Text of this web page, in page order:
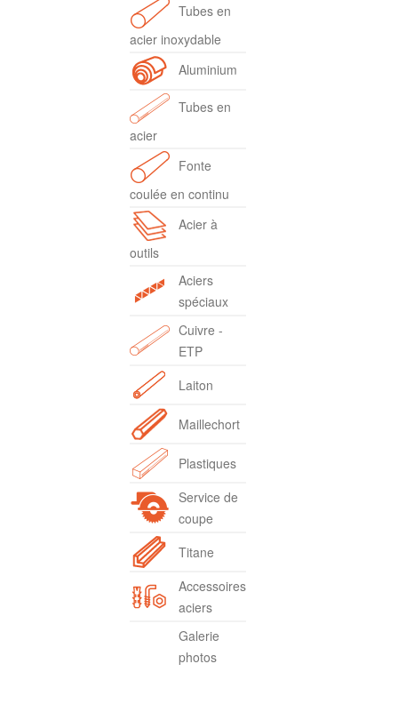
Tubes en
acier inoxydable
Aluminium
Tubes en
acier
Fonte
coulée en continu
Acier à
outils
Aciers
spéciaux
Cuivre -
ETP
Laiton
Maillechort
Plastiques
Service de
coupe
Titane
Accessoires
aciers
Galerie
photos